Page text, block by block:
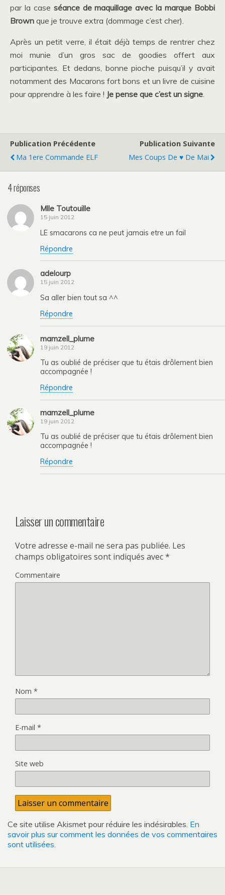
par la case séance de maquillage avec la marque Bobbi
Brown que je trouve extra (dommage c’est cher).
Après un petit verre, il était déjà temps de rentrer chez
moi munie d’un gros sac de goodies offert aux
participantes. Et dedans, bonne pioche puisqu’il y avait
notamment des Macarons fort bons et un livre de cuisine
pour apprendre à les faire ! Je pense que c’est un signe
Publication Précédente
Ma 1ere Commande ELF
Publication Suivante
Mes Coups De ♥ De Mai
4 réponses
Mlle Toutouille
15 juin 2012
LE smacarons ca ne peut jamais etre un fail
Répondre
adelourp
15 juin 2012
Sa aller bien tout sa ^^
Répondre
mamzell_plume
19 juin 2012
Tu as oublié de préciser que tu étais drôlement bien
accompagnée !
Répondre
mamzell_plume
19 juin 2012
Tu as oublié de préciser que tu étais drôlement bien
accompagnée !
Répondre
Laisser un commentaire
Votre adresse e-mail ne sera pas publiée. Les
champs obligatoires sont indiqués avec*
Commentaire
Nom *
E-mail *
Site web
Ce site utilise Akismet pour réduire les indésirables. En
savoir plus sur comment les données de vos commentaires
sont utilisées